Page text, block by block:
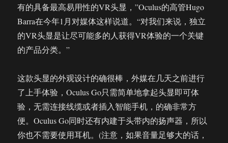
有的具备最高易用性的VR头显，”Oculus的高管Hugo
Barra在今年1月对媒体这样说道。“对我们来说，独立
的VR头显是让尽可能多的人获得VR体验的一个关键
的产品分类。”
这款头显的外观设计的确很棒，外媒在几天之前进行
了上手体验，Oculus Go只需简单地拿起头显即可体
验，无需连接线缆或者插入智能手机，的确非常方
便。Oculus Go同时还有内建于头带内的扬声器，所以
你也不需要使用耳机。(注意，如果音量足够大的话，